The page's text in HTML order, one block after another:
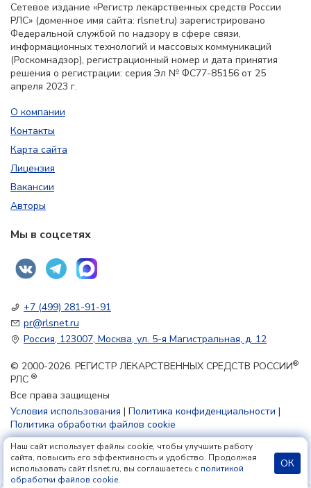
Сетевое издание «Регистр лекарственных средств России
РЛС» (доменное имя сайта: rlsnet.ru) зарегистрировано
Федеральной службой по надзору в сфере связи,
информационных технологий и массовых коммуникаций
(Роскомнадзор), регистрационный номер и дата принятия
решения о регистрации: серия Эл № ФС77-85156 от 25
апреля 2023 г.
О компании
Контакты
Карта сайта
Лицензия
Вакансии
Авторы
Мы в соцсетях
+7 (499) 281-91-91
pr@rlsnet.ru
Россия, 123007, Москва, ул. 5-я Магистральная, д. 12
© 2000-2026. РЕГИСТР ЛЕКАРСТВЕННЫХ СРЕДСТВ РОССИИ®
РЛС ®
Все права защищены
Условия использования | Политика конфиденциальности |
Политика обработки файлов cookie
18+
Наш сайт использует файлы cookie, чтобы улучшить работу
сайта, повысить его эффективность и удобство. Продолжая
использовать сайт rlsnet.ru, вы соглашаетесь с политикой
обработки файлов cookie.
ОК